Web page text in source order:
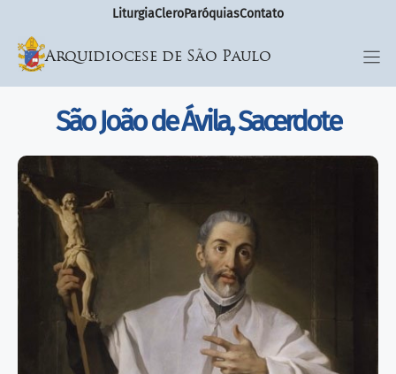
LiturgiaCleroParóquiasContato
Arquidiocese de São Paulo
São João de Ávila, Sacerdote